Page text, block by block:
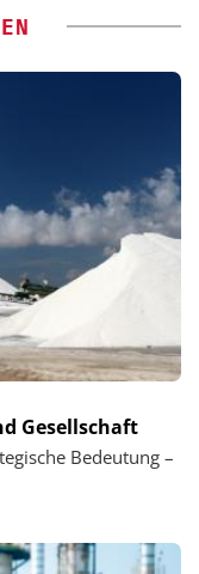
Gesellschaft
Bedeutung –